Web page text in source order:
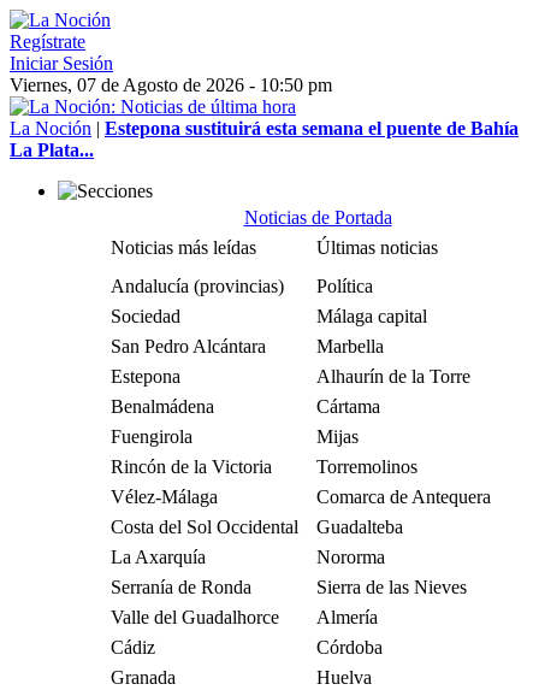
Regístrate
Iniciar Sesión
Viernes, 07 de Agosto de 2026 - 10:50 pm
La Noción | Estepona sustituirá esta semana el puente de Bahía
La Plata...
Noticias de Portada
Noticias más leídas
Últimas noticias
Andalucía (provincias)
Política
Sociedad
Málaga capital
San Pedro Alcántara
Marbella
Estepona
Alhaurín de la Torre
Benalmádena
Cártama
Fuengirola
Mijas
Rincón de la Victoria
Torremolinos
Vélez-Málaga
Comarca de Antequera
Costa del Sol Occidental
Guadalteba
La Axarquía
Nororma
Serranía de Ronda
Sierra de las Nieves
Valle del Guadalhorce
Almería
Cádiz
Córdoba
Granada
Huelva